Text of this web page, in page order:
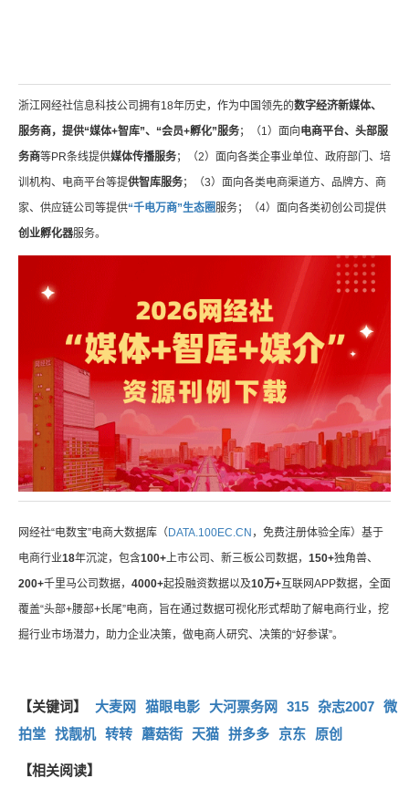
浙江网经社信息科技公司拥有18年历史，作为中国领先的数字经济新媒体、
服务商，提供“媒体+智库”、“会员+孵化”服务；（1）面向电商平台、头部服
务商等PR条线提供媒体传播服务；（2）面向各类企事业单位、政府部门、培
训机构、电商平台等提供智库服务；（3）面向各类电商渠道方、品牌方、商
家、供应链公司等提供“千电万商”生态圈 服务；（4）面向各类初创公司提供
创业孵化器服务。
网经社“电数宝”电商大数据库（DATA.100EC.CN ，免费注册体验全库）基于
电商行业18年沉淀，包含100+上市公司、新三板公司数据， 150+独角兽、
200+千里马公司数据， 4000+起投融资数据以及10万+互联网APP数据，全面
覆盖“头部+腰部+长尾”电商，旨在通过数据可视化形式帮助了解电商行业，挖
掘行业市场潜力，助力企业决策，做电商人研究、决策的“好参谋”。
【关键词】 大麦网 猫眼电影 大河票务网 315 杂志2007 微
拍堂 找靓机 转转 蘑菇街 天猫 拼多多 京东 原创
【相关阅读】